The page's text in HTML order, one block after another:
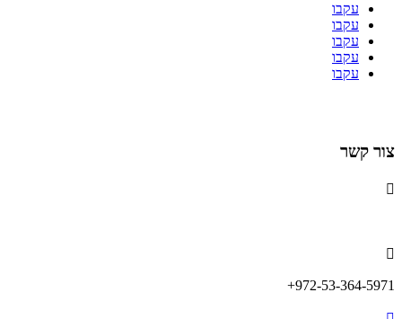
עקבו
עקבו
עקבו
עקבו
עקבו
צור קשר


972-53-364-5971+